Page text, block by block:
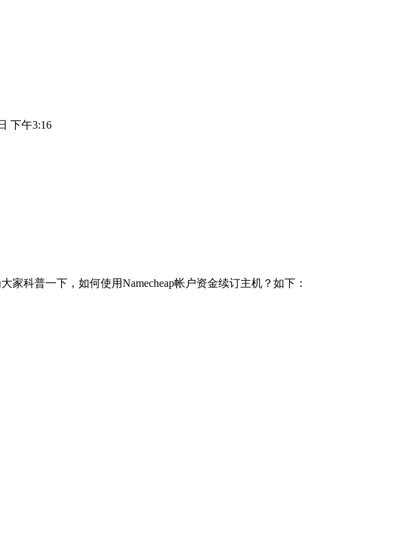
下午3:16
科普一下，如何使用Namecheap帐户资金续订主机？如下：